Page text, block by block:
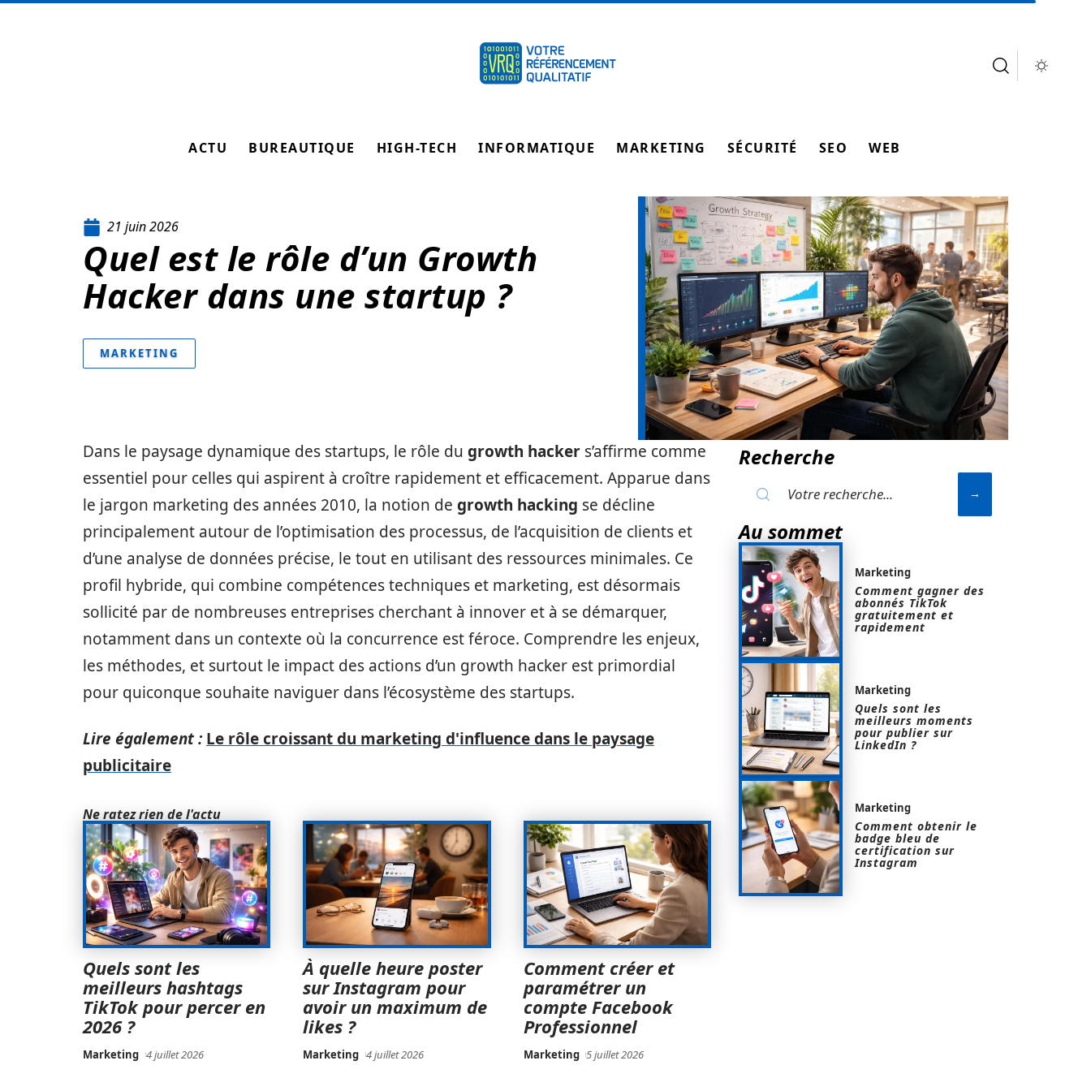
ACTU BUREAUTIQUE HIGH-TECH INFORMATIQUE MARKETING SÉCURITÉ SEO WEB
21 juin 2026
Quel est le rôle d’un Growth
Hacker dans une startup ?
MARKETING
Dans le paysage dynamique des startups, le rôle du growth hacker s’affirme comme
essentiel pour celles qui aspirent à croître rapidement et efficacement. Apparue dans
le jargon marketing des années 2010, la notion de growth hacking se décline
principalement autour de l’optimisation des processus, de l’acquisition de clients et
d’une analyse de données précise, le tout en utilisant des ressources minimales. Ce
profil hybride, qui combine compétences techniques et marketing, est désormais
sollicité par de nombreuses entreprises cherchant à innover et à se démarquer,
notamment dans un contexte où la concurrence est féroce. Comprendre les enjeux,
les méthodes, et surtout le impact des actions d’un growth hacker est primordial
pour quiconque souhaite naviguer dans l’écosystème des startups.
Lire également : Le rôle croissant du marketing d'influence dans le paysage
publicitaire
Ne ratez rien de l'actu
Quels sont les
meilleurs hashtags
TikTok pour percer en
2026 ?
Marketing 4 juillet 2026
À quelle heure poster
sur Instagram pour
avoir un maximum de
likes ?
Marketing 4 juillet 2026
Comment créer et
paramétrer un
compte Facebook
Professionnel
Marketing 5 juillet 2026
Recherche
Au sommet
Marketing
Comment gagner des
abonnés TikTok
gratuitement et
rapidement
Marketing
Quels sont les
meilleurs moments
pour publier sur
LinkedIn ?
Marketing
Comment obtenir le
badge bleu de
certification sur
Instagram